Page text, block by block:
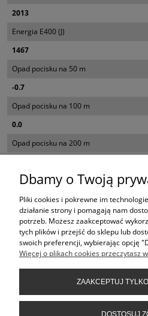
2013
Energia E400 (J)
1467
Opad pocisku na 50 m
-0.7
Opad pocisku na 100 m
0.0
Opad pocisku na 200 m
Opad pocisku na 300 m
-44.0
Opad pocisku na 400 m
-105.5
Dbamy o Twoją
Pliki cookies i pokrewne im
działanie strony i pomagają nam
potrzeb. Możesz zaakceptować
tych plików i przejść do sklepu lub
swoich preferencji, wybierając opcję
Więcej o plikach cookies przeczytasz
ZAAKCEPTUJ
DOSTOSUJ